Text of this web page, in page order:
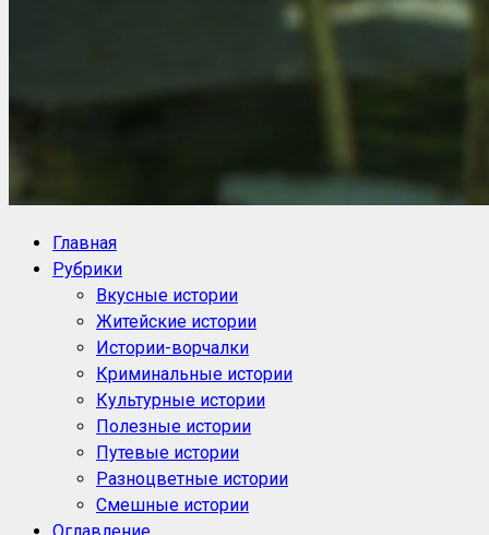
Блог историй NoorySan
Главная
Рубрики
Вкусные истории
Житейские истории
Истории-ворчалки
Криминальные истории
Культурные истории
Полезные истории
Путевые истории
Разноцветные истории
Смешные истории